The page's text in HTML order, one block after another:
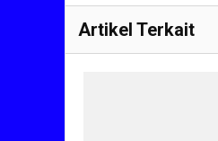
Artikel Terkait